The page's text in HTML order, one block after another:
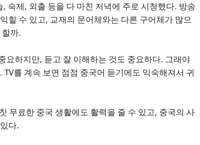
숙제, 외출 등을 다 마친 저녁에 주로 시청했다. 방송
힐 수 있고, 교재의 문어체와는 다른 구어체가 많으
까.
요하지만, 듣고 잘 이해하는 것도 중요하다. 그래야
를 계속 보면 점점 중국어 듣기에도 익숙해져서 귀
무료한 중국 생활에도 활력을 줄 수 있고, 중국의 사
다.